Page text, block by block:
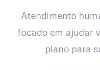
Atendimento
focado em ajudar
plano para